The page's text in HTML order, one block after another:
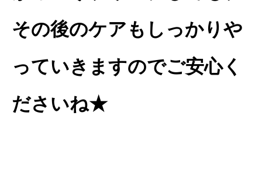
その後のケアもしっかりや
っていきますのでご安心く
ださいね★